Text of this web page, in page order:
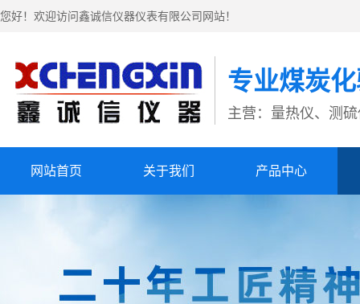
您好！欢迎访问鑫诚信仪器仪表有限公司网站！
专业煤炭
主营：量热仪、测
网站首页 关于我们 产品中心